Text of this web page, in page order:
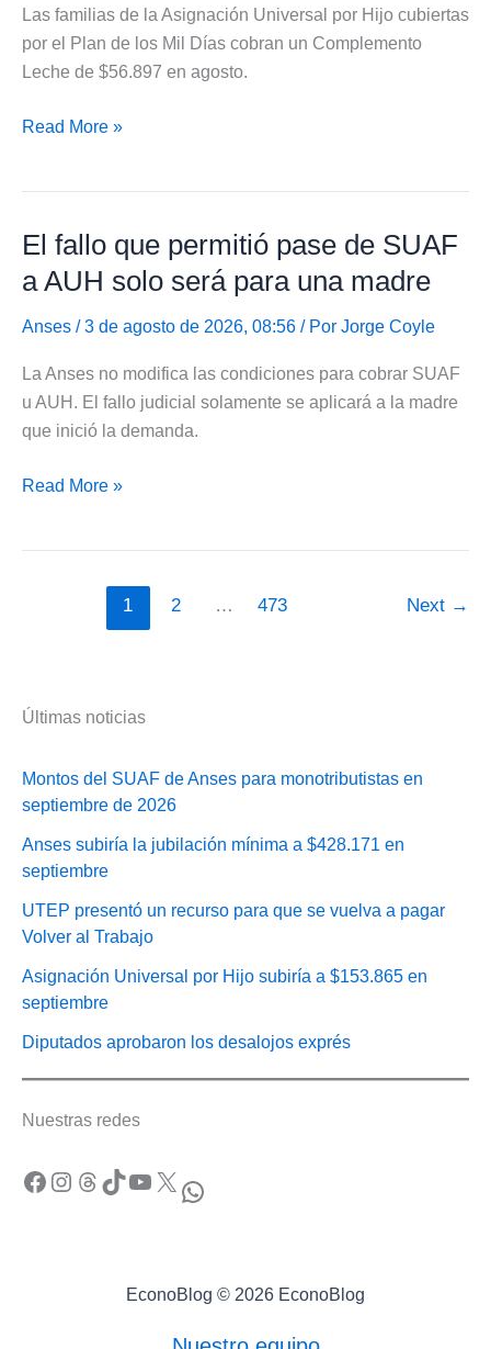
Las familias de la Asignación Universal por Hijo cubiertas
por el Plan de los Mil Días cobran un Complemento
Leche de $56.897 en agosto.
Complemento
$56.897
para
Asignación
Universal
Hijo
Read More »
El fallo que permitió pase de SUAF
a AUH solo será para una madre
Anses / 3 de agosto de 2026, 08:56 / Por Jorge Coyle
La Anses no modifica las condiciones para cobrar SUAF
u AUH. El fallo judicial solamente se aplicará a la madre
que inició la demanda.
El
AUH
será
para
madre
Read More »
1 2 … 473 Next →
Últimas noticias
Montos del SUAF de Anses para monotributistas en
septiembre de 2026
Anses subiría la jubilación mínima a $428.171 en
septiembre
UTEP presentó un recurso para que se vuelva a pagar
Volver al Trabajo
Asignación Universal por Hijo subiría a $153.865 en
septiembre
Diputados aprobaron los desalojos exprés
Nuestras redes
Facebook Instagram Threads TikTok YouTube X WhatsApp
EconoBlog © 2026 EconoBlog